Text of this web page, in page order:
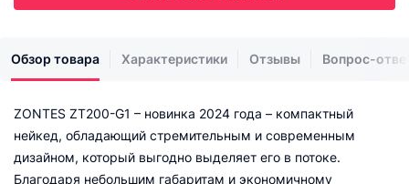
Обзор товара Характеристики Отзывы Вопрос-
ZONTES ZT200-G1 – новинка 2024 года – компактный
нейкед, обладающий стремительным и современным
дизайном, который выгодно выделяет его в потоке.
Благодаря небольшим габаритам и экономичному